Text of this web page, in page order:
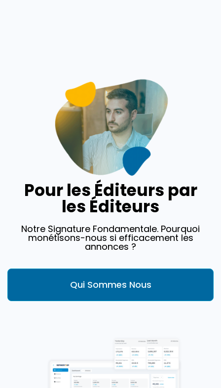
Pour les Éditeurs par
les Éditeurs
Notre Signature Fondamentale. Pourquoi
monétisons-nous si efficacement les
annonces ?
Qui Sommes Nous